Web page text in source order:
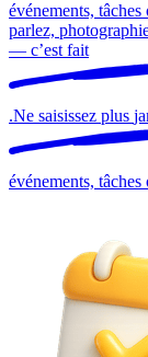
événements, tâches
parlez,
— c’est fait
.Ne saisissez plus
événements, tâches